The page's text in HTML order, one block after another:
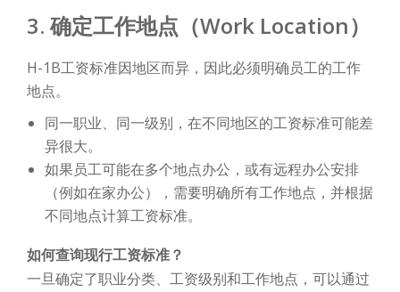
3. 确定工作地点（Work Location）
H-1B工资标准因地区而异，因此必须明确员工的工作
地点。
同一职业、同一级别，在不同地区的工资标准可能差
异很大。
如果员工可能在多个地点办公，或有远程办公安排
（例如在家办公），需要明确所有工作地点，并根据
不同地点计算工资标准。
如何查询现行工资标准？
一旦确定了职业分类、工资级别和工作地点，可以通过